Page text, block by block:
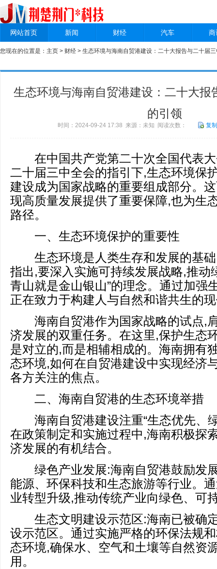
网站首页 新闻 财经 汽车
您现在的位置是： 主页 > 财经 > 生态环境与海南自贸港建设：二十大报告与二十届
生态环境与海南自贸港建设：二十大报
的引领
时间：2024-09-24 17:38 来源：未知 阅读次数： 复
在中国共产党第二十次全国代表大
二十届三中全会的指引下,生态环境保
建设成为国家战略的重要组成部分。
现高质量发展提供了重要保障,也为生
路径。
一、生态环境保护的重要性
生态环境是人类生存和发展的基础
指出,要深入实施可持续发展战略,推动
青山就是金山银山”的理念。通过加强
正在致力于构建人与自然和谐共生的
海南自贸港作为国家战略的试点,
济发展的双重任务。在这里,保护生态
是对立的,而是相辅相成的。海南拥有
态环境,如何在自贸港建设中实现经济
各方关注的焦点。
二、海南自贸港的生态环境举措
海南自贸港建设注重“生态优先、
在政策制定和实施过程中,海南积极探
济发展的有机结合。
绿色产业发展:海南自贸港鼓励发
能源、环保科技和生态旅游等行业。
业转型升级,推动传统产业向绿色、可
生态文明建设示范区:海南已被确
设示范区。通过实施严格的环保法规
态环境,确保水、空气和土壤等自然资
用。